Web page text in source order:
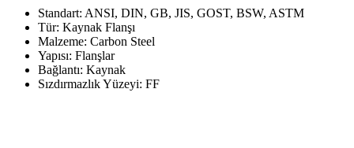
Standart: ANSI, DIN, GB, JIS, GOST, BSW, ASTM
Tür: Kaynak Flanşı
Malzeme: Carbon Steel
Yapısı: Flanşlar
Bağlantı: Kaynak
Sızdırmazlık Yüzeyi: FF